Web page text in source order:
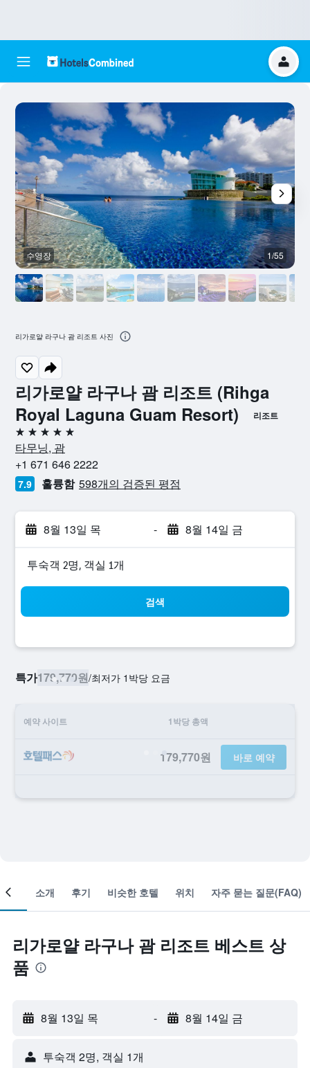
리가로얄 라구나 괌 리조트 (Rihga
Royal Laguna Guam Resort)
리조트
5성급
타무닝, 괌
+1 671 646 2222
7.9 훌륭함 598개의 검증된 평점
8월 13일 목 - 8월 14일 금
​투숙객 2​명, ​객실 1개
검색
특가179,770원/​최저가 1박당 요금
예약 사이트 1박당 총액
179,770원 바로 예약
수영장 1/55
리가로얄 라구나 괌 리조트 사진
객실 소개 후기 비슷한 호텔 위치 자주 묻는 질문(FAQ)
리가로얄 라구나 괌 리조트 베스트 상
품
8월 13일 목 - 8월 14일 금
​투숙객 2​명, ​객실 1개